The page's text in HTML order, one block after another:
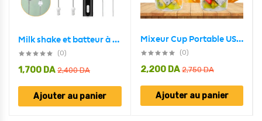
Milk shake et batteur à oeufs électrique USB Rechargeable
(0)
2,400DA
1,700 DA
Ajouter au panier
Mixeur Cup Portable USB Rechargeable 300ml
(0)
2,750DA
2,200 DA
Ajouter au panier